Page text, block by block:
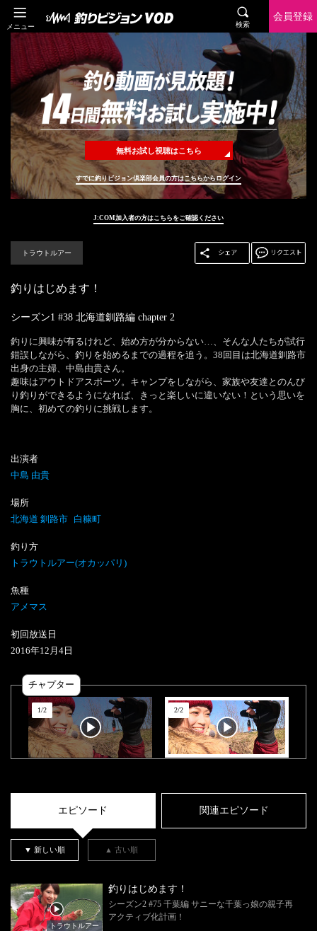
メニュー 検索
会員登録
無料お試し視聴はこちら
すでに釣りビジョン倶楽部会員の方はこちらからログイン
J:COM加入者の方はこちらをご確認ください
トラウトルアー
釣りはじめます！
シーズン1 #38 北海道釧路編 chapter 2
釣りに興味が有るけれど、始め方が分からない…、そんな人たちが試行
錯誤しながら、釣りを始めるまでの過程を追う。38回目は北海道釧路市
出身の主婦、中島由貴さん。
趣味はアウトドアスポーツ。キャンプをしながら、家族や友達とのんび
り釣りができるようになれば、きっと楽しいに違いない！という思いを
出演者
中島 由貴
場所
北海道 釧路市 白糠町
釣り方
トラウトルアー(オカッパリ)
魚種
アメマス
初回放送日
2016年12 月 4 日
チャプター
1/2 2/2
エピソード 関連エピソード
▼ 新しい順 ▲ 古い順
トラウトルアー
釣りはじめます！
シーズン2 #75 千葉編 サニーな千葉っ娘の親子再
アクティブ化計画！